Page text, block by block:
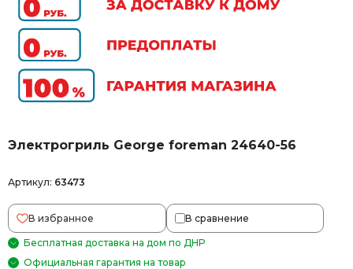
Электрогриль George foreman 24640-56
Артикул: 63473
В избранное В сравнение
Бесплатная доставка на дом по ДНР
Официальная гарантия на товар